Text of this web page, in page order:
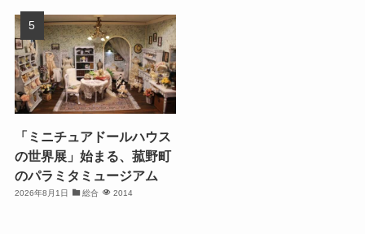
「ミニチュアドールハウス
の世界展」始まる、菰野町
のパラミタミュージアム
2026年8月1日 総合 2014